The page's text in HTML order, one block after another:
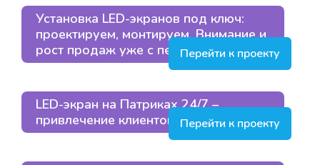
Установка LED-экранов под ключ:
проектируем, монтируем. Внимание и
рост продаж уже с первых дней
Перейти к проекту
LED-экран на Патриках 24/7 –
привлечение клиентов
Перейти к проекту